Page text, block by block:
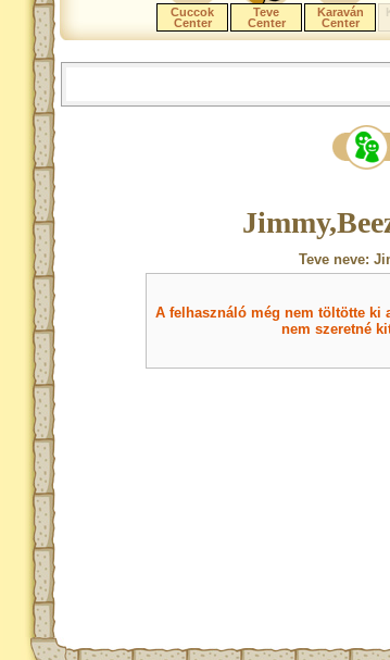
Cuccok
Center
Teve
Center
Karaván
Center
Teve neve:
A felhasználó még nem töltötte ki
nem szeretné